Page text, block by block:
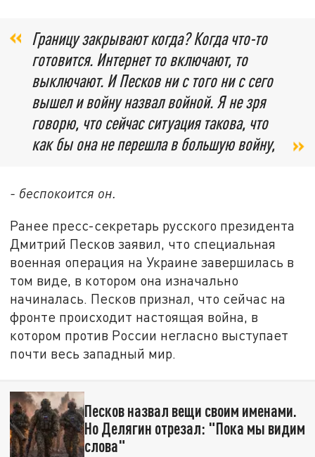
Границу закрывают когда? Когда что-то
готовится. Интернет то включают, то
выключают. И Песков ни с того ни с сего
вышел и войну назвал войной. Я не зря
говорю, что сейчас ситуация такова, что
как бы она не перешла в большую войну,
- беспокоится он.
Ранее пресс-секретарь русского президента
Дмитрий Песков заявил, что специальная
военная операция на Украине завершилась в
том виде, в котором она изначально
начиналась. Песков признал, что сейчас на
фронте происходит настоящая война, в
котором против России негласно выступает
почти весь западный мир.
Песков назвал вещи своим именами.
Но Делягин отрезал: "Пока мы видим
слова"